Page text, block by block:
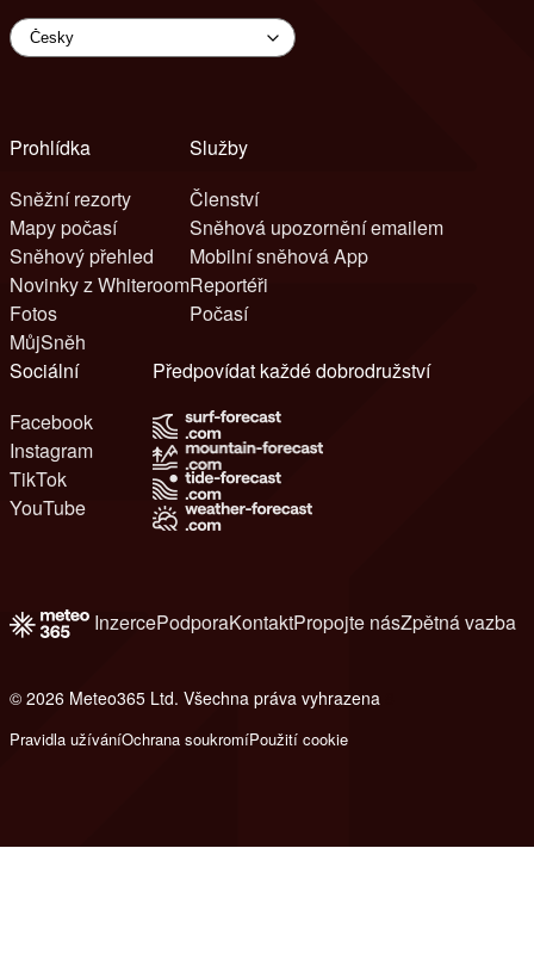
Prohlídka
Sněžní rezorty
Mapy počasí
Sněhový přehled
Novinky z Whiteroom
Fotos
MůjSněh
Služby
Členství
Sněhová upozornění emailem
Mobilní sněhová App
Reportéři
Počasí
Sociální
Facebook
Instagram
TikTok
YouTube
Předpovídat každé dobrodružství
InzercePodporaKontaktPropojte násZpětná vazba
© 2026 Meteo365 Ltd. Všechna práva vyhrazena
Pravidla užíváníOchrana soukromíPoužití cookie